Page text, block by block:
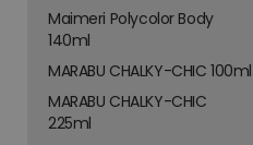
Maimeri Polycolor Body
140ml
MARABU CHALKY-CHIC 100ml
MARABU CHALKY-CHIC
225ml